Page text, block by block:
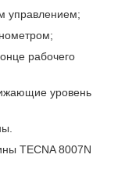
управлением;
рабочего
уровень
TECNA 8007N